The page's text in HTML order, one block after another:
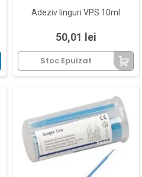
Adeziv linguri VPS 10ml
Pret
50,01 lei
Stoc Epuizat